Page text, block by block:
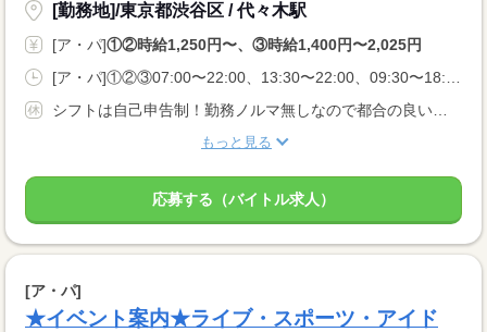
[勤務地]/東京都渋谷区 / 代々木駅
[ア・パ]①②時給1,250円〜、③時給1,400円〜2,025円
[ア・パ]①②③07:00〜22:00、13:30〜22:00、09:30〜18:00
シフトは自己申告制！勤務ノルマ無しなので都合の良い日に勤務ができます！休日設定も自由！
もっと見る
応募する（バイトル求人）
[ア・パ]
★イベント案内★ライブ・スポーツ・アイド